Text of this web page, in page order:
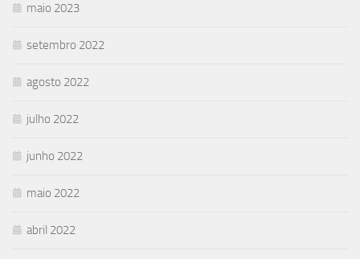
maio 2023
setembro 2022
agosto 2022
julho 2022
junho 2022
maio 2022
abril 2022